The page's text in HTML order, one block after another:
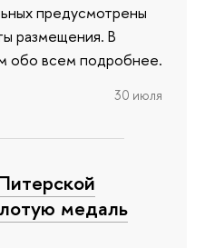
предусмотрены
размещения. В
обо всем подробнее.
30 июля
медаль